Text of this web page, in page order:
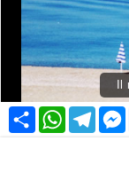
Il
Condividi